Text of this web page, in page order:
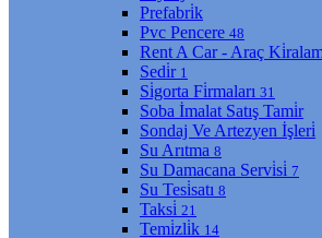
Prefabri̇k
Pvc Pencere 48
Rent A Car - Araç
Sedi̇r 1
Si̇gorta Fi̇rmaları 31
Soba İmalat Satış Tami̇r
Sondaj Ve Artezyen İşleri̇
Su Arıtma 8
Su Damacana Servi̇si̇ 7
Su Tesi̇satı 8
Taksi̇ 21
Temi̇zli̇k 14